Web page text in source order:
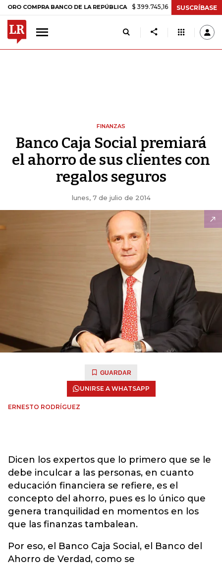
BANCO DE LA REPÚBLICA $ 399.745,16 +$ 2.295,71 +0,58%
SUSCRÍBASE
FINANZAS
Banco Caja Social premiará
el ahorro de sus clientes con
regalos seguros
lunes, 7 de julio de 2014
GUARDAR
UNIRSE A WHATSAPP
ERNESTO RODRÍGUEZ
Dicen los expertos que lo primero que se le
debe inculcar a las personas, en cuanto
educación financiera se refiere, es el
concepto del ahorro, pues es lo único que
genera tranquilidad en momentos en los
que las finanzas tambalean.
Por eso, el Banco Caja Social, el Banco del
Ahorro de Verdad, como se